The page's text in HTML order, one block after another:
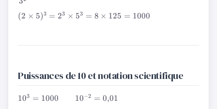
128
(2
\times
8
\times
1000
(2 × 5)3 = 23 × 53 = 8 × 125 = 1000
Puissances de 10 et notation scientifique
10^3 =
103 = 1000 10−2 = 0,01